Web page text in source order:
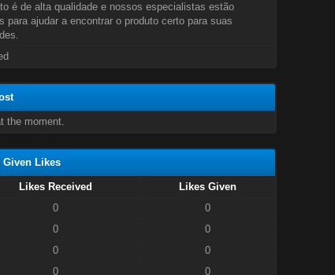
é de alta qualidade e nossos especialistas estão
para ajudar a encontrar o produto certo para suas
the moment.
Likes
Likes Received
Likes Given
0
0
0
0
0
0
0 0